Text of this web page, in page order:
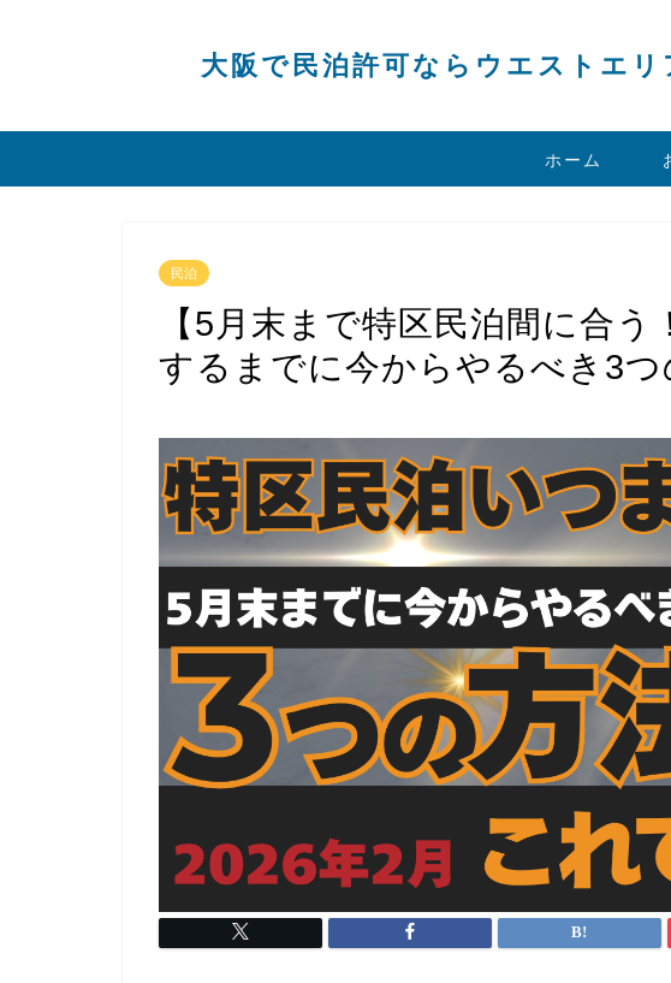
大阪で民泊許可ならウエストエリ
ホーム
民泊
【5月末まで特区民泊間に合う
するまでに今からやるべき3つ